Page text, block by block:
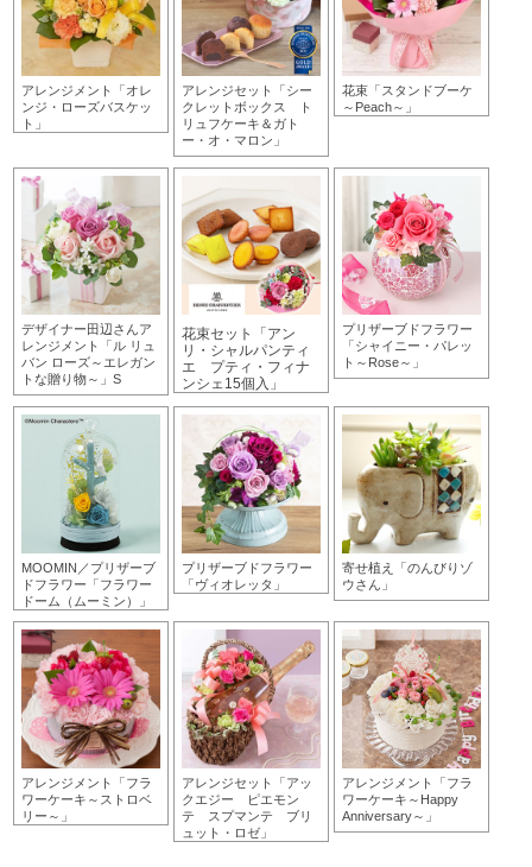
アレンジメント「オレ
ンジ・ローズバスケッ
ト」
アレンジセット「シー
クレットボックス ト
リュフケーキ＆ガト
ー・オ・マロン」
花束「スタンドブーケ
～Peach～」
デザイナー田辺さんア
レンジメント「ル リュ
バン ローズ～エレガン
トな贈り物～」S
花束セット「アン
リ・シャルパンティ
エ プティ・フィナ
ンシェ15個入」
プリザーブドフラワー
「シャイニー・パレッ
ト～Rose～」
MOOMIN／プリザーブ
ドフラワー「フラワー
ドーム（ムーミン）」
プリザーブドフラワー
「ヴィオレッタ」
寄せ植え「のんびりゾ
ウさん」
アレンジメント「フラ
ワーケーキ～ストロベ
リー～」
アレンジセット「アッ
クエジー ピエモン
テ スプマンテ ブリ
ュット・ロゼ」
アレンジメント「フラ
ワーケーキ～Happy
Anniversary～」